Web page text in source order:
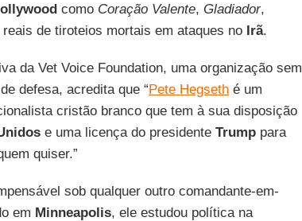
como Coração Valente, Gladiador,
de tiroteios mortais em ataques no Irã.
da Vet Voice Foundation, uma organização sem
defesa, acredita que “Pete Hegsethé um
cristão branco que tem à sua disposição
e uma licença do presidente Trumppara
quiser.”
sob qualquer outro comandante-em-
em Minneapolis, ele estudou política na